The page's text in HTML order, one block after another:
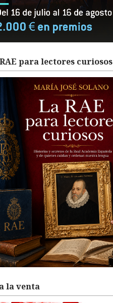
para lectores curiosos
la venta